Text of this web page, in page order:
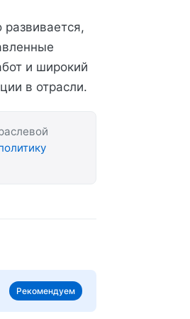
развивается,
и широкий
в отрасли.
Рекомендуем